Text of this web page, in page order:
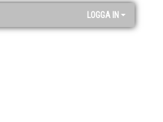
LOGGA IN